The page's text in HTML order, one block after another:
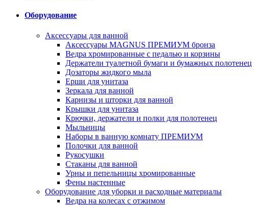
Оборудование
Аксессуары для ванной
Аксессуары MAGNUS ПРЕМИУМ бронза
Ведра хромированные с педалью и корзины
Держатели туалетной бумаги и бумажных полотенец
Дозаторы жидкого мыла
Ерши для унитаза
Зеркала для ванной
Карнизы и шторки для ванной
Крышки для унитаза
Крючки, держатели и полки для полотенец
Мыльницы
Наборы в ванную комнату ПРЕМИУМ
Полочки для ванной
Рукосушки
Стаканы для ванной
Урны и пепельницы хромированные
Фены настенные
Оборудование для уборки и расходные материалы
Ведра на колесах с отжимом